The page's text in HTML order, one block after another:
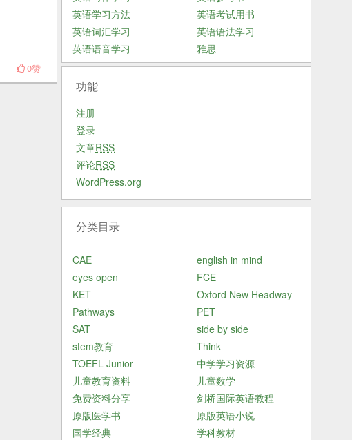
0赞
英语学习方法
英语考试用书
英语词汇学习
英语语法学习
英语语音学习
雅思
功能
注册
登录
文章RSS
评论RSS
WordPress.org
分类目录
CAE
english in mind
eyes open
FCE
KET
Oxford New Headway
Pathways
PET
SAT
side by side
stem教育
Think
TOEFL Junior
中学学习资源
儿童教育资料
儿童数学
免费资料分享
剑桥国际英语教程
原版医学书
原版英语小说
国学经典
学科教材